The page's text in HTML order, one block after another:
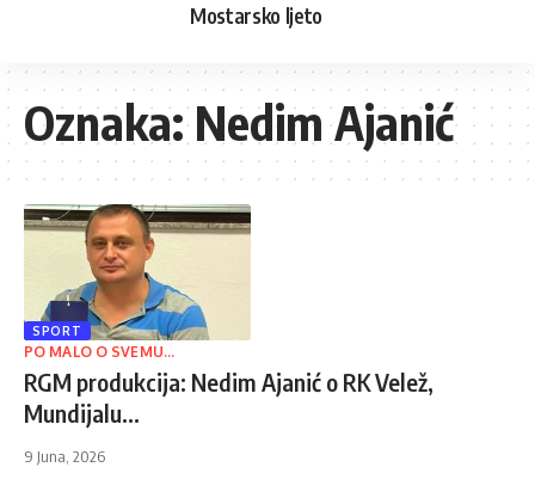
Mostarsko ljeto
Oznaka:Nedim Ajanić
SPORT
PO MALO O SVEMU...
RGM produkcija: Nedim Ajanić o RK Velež,
Mundijalu…
9 Juna, 2026